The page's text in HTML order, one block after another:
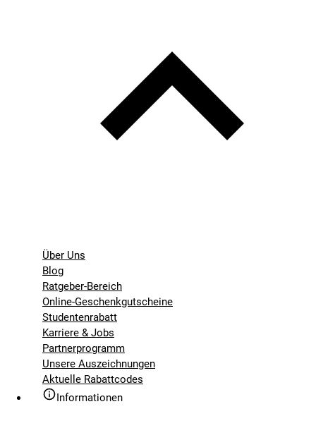
Über Uns
Blog
Ratgeber-Bereich
Online-Geschenkgutscheine
Studentenrabatt
Karriere & Jobs
Partnerprogramm
Unsere Auszeichnungen
Aktuelle Rabattcodes
Informationen